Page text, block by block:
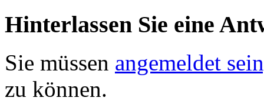
Hinterlassen Sie eine
Sie müssen angemeldet
zu können.